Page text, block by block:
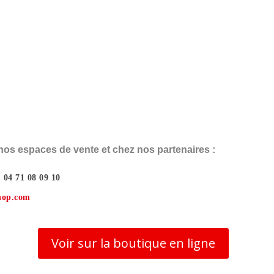
espaces de vente et chez nos partenaires :
04 71 08 09 10
Voir sur la boutique en ligne